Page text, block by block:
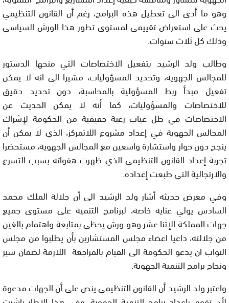
وهو ما أدى الى تعطيل هذه البرامج، رغم أن القانون التنظيمي
يحث على استعراض تقييمي لمستوى تطور هذا الورش السياسي
وذلك كل ثلاث سنوات.
وطالب ولد الرشيد بتفعيل الاختصاصات التي منحها الدستور
للمجالس الجهوية، وتحديد المسؤوليات، مشيرا الى انه لا يمكن
تفعيل مبدأ ربط المسؤولية بالمحاسبة، دون تحديد دقيق
للاختصاصات والمسؤوليات، كما أنه لا يمكن الحديث عن
الاختصاصات في ظل غياب رغبة حقيقية من الحكومة لإشراك
المجالس الجهوية في إعداد مشروع اللاتمركز، الذي لا يمكن أن
ينجح دون حوار واستشارة واسعين مع المجالس الجهوية، مستحضرا
تجربة إعداد القانون التنظيمي الذي ظهرت هفواته بسبب التسرع
والارتجالية التي طبعت إعداده.
وفي معرض حديثه أشار ولد الرشيد الى أن جلالة الملك محمد
السادس يولي عناية خاصة، لبرنامج التنمية على مستوى جميع
جهات المملكة الإثنا عشر وهو ورش يحظى بمتابعة واهتمام بالغين
من جلالته، داعيا اعضاء مجلس المستشارين بأن يطلبوا من مجلس
النواب ان يدعو الحكومة الى القيام بالمراجعة اللازمة لضمان سير
ونجاح برامج التنمية الجهوية.
واعتبر ولد الرشيد أن القانون التنظيمي ينص على أن الجهات مدعوة